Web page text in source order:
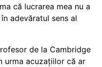
că lucrarea mea nu a
adevăratul sens al
de la Cambridge
urma acuzațiilor că ar